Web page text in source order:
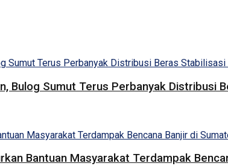
Bulog Sumut Terus Perbanyak
Bantuan Masyarakat Terdampak